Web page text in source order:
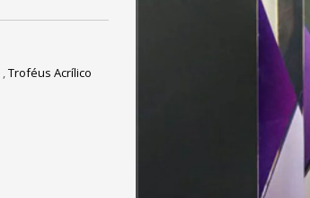
,Troféus Acrílico